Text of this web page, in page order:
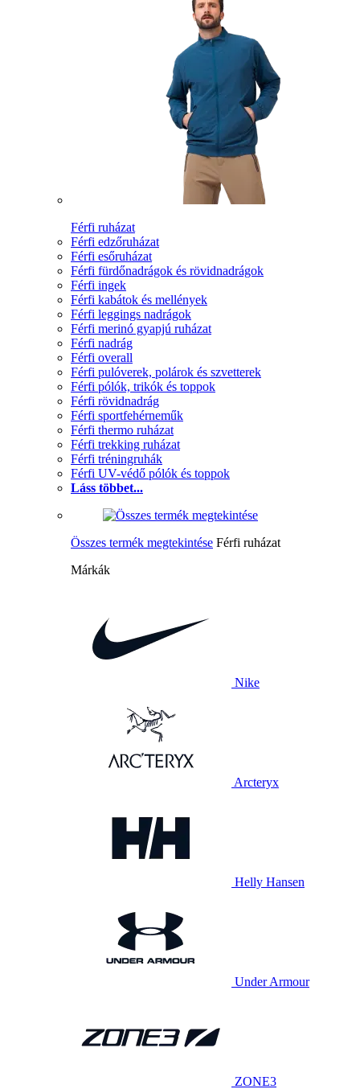
Férfi ruházat
Férfi edzőruházat
Férfi esőruházat
Férfi fürdőnadrágok és rövidnadrágok
Férfi ingek
Férfi kabátok és mellények
Férfi leggings nadrágok
Férfi merinó gyapjú ruházat
Férfi nadrág
Férfi overall
Férfi pulóverek, polárok és szvetterek
Férfi pólók, trikók és toppok
Férfi rövidnadrág
Férfi sportfehérneműk
Férfi thermo ruházat
Férfi trekking ruházat
Férfi tréningruhák
Férfi UV-védő pólók és toppok
Láss többet...
Összes termék megtekintése Férfi ruházat
Márkák
Nike
Arcteryx
Helly Hansen
Under Armour
ZONE3